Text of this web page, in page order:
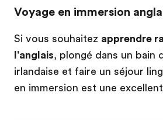
Voyage en immersion
Si vous souhaitez apprendre
l'anglais, plongé dans un bain
irlandaise et faire un séjour
en immersion est une